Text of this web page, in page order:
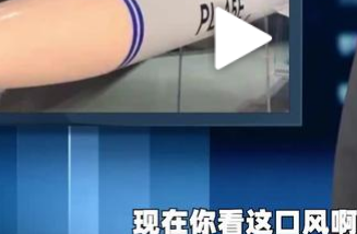
陈熠叫医疗暂停被驳回 带伤遭逆转
多地要求领导干部带头休假
U17国足1分钟轰2球
今年已有4位周星驰电影配角去世